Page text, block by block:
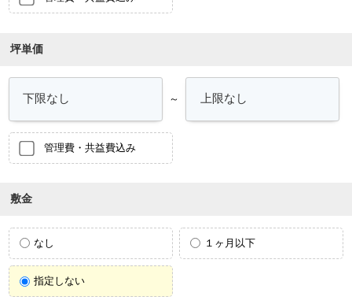
坪単価
～
管理費・共益費込み
敷金
なし １ヶ月以下
指定しない